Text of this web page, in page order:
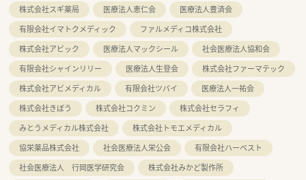
株式会社スギ薬局
医療法人恵仁会
医療法人豊済会
有限会社イマトクメディック
ファルメディコ株式会社
株式会社アビック
医療法人マックシール
社会医療法人協和会
有限会社シャインリリー
医療法人生登会
株式会社ファーマテック
株式会社アビメディカル
有限会社ツバイ
医療法人一祐会
株式会社きぼう
株式会社コクミン
株式会社セラフィ
みとうメディカル株式会社
株式会社トモエメディカル
協栄薬品株式会社
社会医療法人栄公会
有限会社ハーベスト
社会医療法人 行岡医学研究会
株式会社みかど製作所